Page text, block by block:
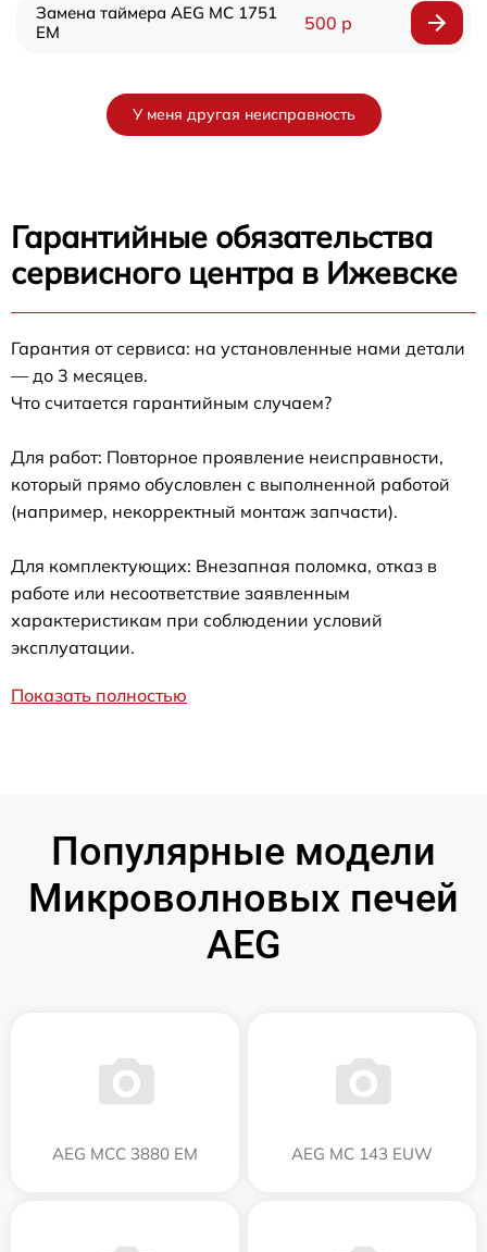
Замена таймера AEG MC 1751
EM
500 р
У меня другая неисправность
Гарантийные обязательства
сервисного центра в Ижевске
Гарантия от сервиса: на установленные нами детали
— до 3 месяцев.
Что считается гарантийным случаем?
Для работ: Повторное проявление неисправности,
который прямо обусловлен с выполненной работой
(например, некорректный монтаж запчасти).
Для комплектующих: Внезапная поломка, отказ в
работе или несоответствие заявленным
характеристикам при соблюдении условий
эксплуатации.
Показать полностью
Популярные модели
Микроволновых печей
AEG
AEG MCC 3880 EM AEG MC 143 EUW